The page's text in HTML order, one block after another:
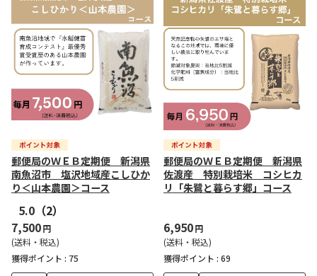
郵便局のＷＥＢ定期便 新潟県
南魚沼市 塩沢地域産こしひか
り＜山本農園＞コース
5.0 （2）
7,500円
(送料・税込)
獲得ポイント : 75
郵便局のＷＥＢ定期便 新潟県
佐渡産 特別栽培米 コシヒカ
リ「朱鷺と暮らす郷」コース
6,950円
(送料・税込)
獲得ポイント : 69